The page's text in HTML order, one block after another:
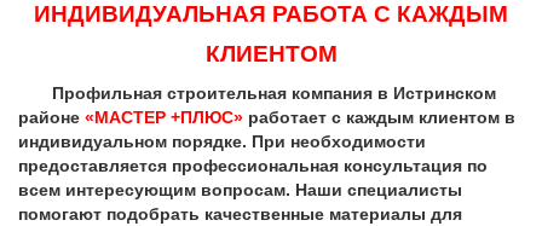
ИНДИВИДУАЛЬНАЯ РАБОТА С КАЖДЫМ
КЛИЕНТОМ
Профильная строительная компания в Истринском
районе «МАСТЕР +ПЛЮС» работает с каждым клиентом в
индивидуальном порядке. При необходимости
предоставляется профессиональная консультация по
всем интересующим вопросам. Наши специалисты
помогают подобрать качественные материалы для